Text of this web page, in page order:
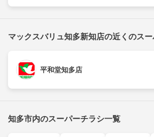
マックスバリュ知多新知店の近くのス
平和堂知多店
知多市内のスーパーチラシ一覧